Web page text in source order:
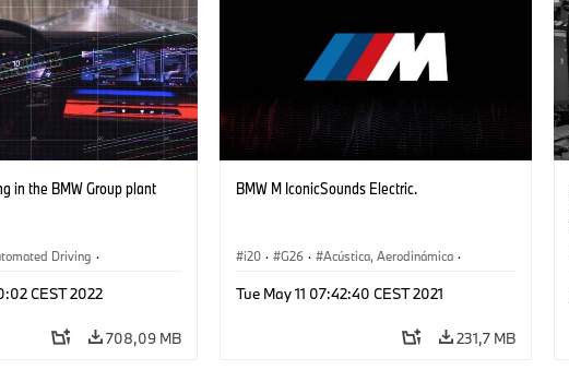
in the BMW Group plant
Driving ·
CEST 2022
708,09 MB
BMW M IconicSounds Electric.
i20 · G26 · Acústica, Aerodinámica ·
Tue May 11 07:42:40 CEST 2021
231,7 MB